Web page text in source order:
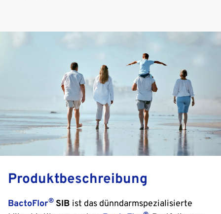
Produktbeschreibung
BactoFlor® SIB ist das dünndarmspezialisierte